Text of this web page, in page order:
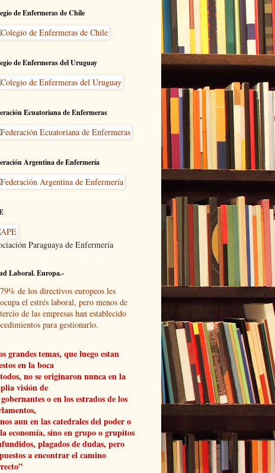
de Enfermeras de Chile
de Enfermeras del Uruguay
Ecuatoriana de Enfermeras
Argentina de Enfermería
Paraguaya de Enfermería
Laboral. Europa.-
de los directivos europeos les
el estrés laboral, pero menos de
de las empresas han establecido
para gestionarlo.
grandes temas, que luego estan
en la boca
no se originaron nunca en la
visión de
o en los estrados de los
aun en las catedrales del poder o
economía, sino en grupo o grupitos
plagados de dudas, pero
a encontrar el camino